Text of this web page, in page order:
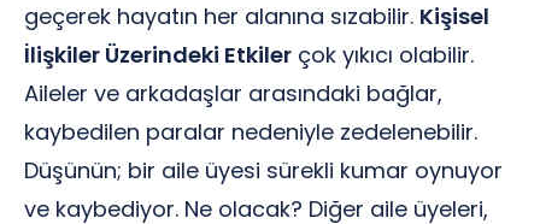
geçerek hayatın her alanına sızabilir. Kişisel
İlişkiler Üzerindeki Etkiler çok yıkıcı olabilir.
Aileler ve arkadaşlar arasındaki bağlar,
kaybedilen paralar nedeniyle zedelenebilir.
Düşünün; bir aile üyesi sürekli kumar oynuyor
ve kaybediyor. Ne olacak? Diğer aile üyeleri,